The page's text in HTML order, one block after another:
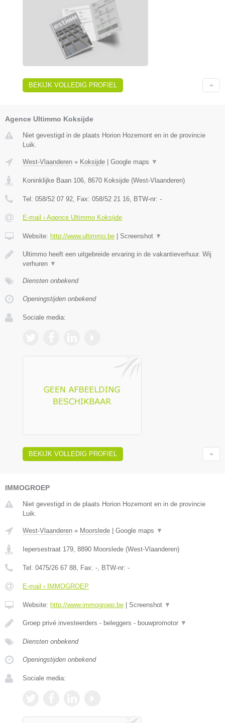
BEKIJK VOLLEDIG PROFIEL
Agence Ultimmo Koksijde
Niet gevestigd in de plaats Horion Hozemont en in de provincie
Luik.
West-Vlaanderen » Koksijde | Google maps ▼
Koninklijke Baan 106 8670 Koksijde (West-Vlaanderen)
Tel: 058/52 07 92 , Fax: 058/52 21 16 , BTW-nr: -
E-mail › Agence Ultimmo Koksijde
Website: http://www.ultimmo.be | Screenshot ▼
Ultimmo heeft een uitgebreide ervaring in de vakantieverhuur. Wij
verhuren ▼
Diensten onbekend
Openingstijden onbekend
Sociale media:
BEKIJK VOLLEDIG PROFIEL
IMMOGROEP
Niet gevestigd in de plaats Horion Hozemont en in de provincie
Luik.
West-Vlaanderen » Moorslede Google maps ▼
Iepersestraat 179, 8890 Moorslede (West-Vlaanderen)
Tel: 0475/26 67 88, Fax: -, BTW-nr: -
E-mail › IMMOGROEP
Website: http://www.immogroep.be Screenshot ▼
Groep privé investeerders - beleggers - bouwpromotor ▼
Diensten onbekend
Openingstijden onbekend
Sociale media: